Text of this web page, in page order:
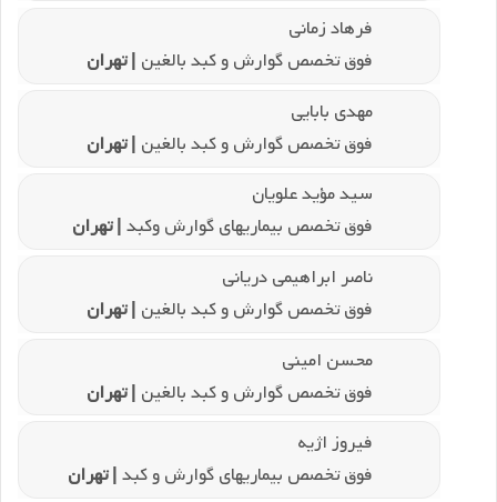
فرهاد زمانی
فوق تخصص گوارش و کبد بالغین | تهران
مهدی بابایی
سید مؤید علویان
فوق تخصص بیماریهای گوارش وکبد
ناصر ابراهیمی دریانی
فوق تخصص گوارش و کبد بالغین
فوق تخصص گوارش و کبد بالغین